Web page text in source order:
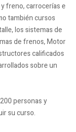
freno, carrocerías e
también cursos
los sistemas de
de frenos, Motor
calificados
sobre un
personas y
su curso.